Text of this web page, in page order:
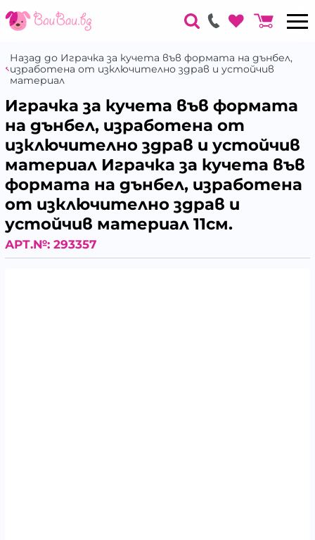
Назад до Играчка за кучета във формата на дънбел,
изработена от изключително здрав и устойчив
материал
Играчка за кучета във формата
на дънбел, изработена от
изключително здрав и устойчив
материал Играчка за кучета във
формата на дънбел, изработена
от изключително здрав и
устойчив материал 11см.
АРТ.№: 293357